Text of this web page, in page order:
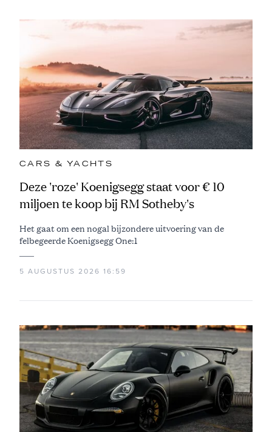
CARS & YACHTS
Deze 'roze' Koenigsegg staat voor € 10
miljoen te koop bij RM Sotheby's
Het gaat om een nogal bijzondere uitvoering van de
felbegeerde Koenigsegg One:1
5 AUGUSTUS 2026 16:59